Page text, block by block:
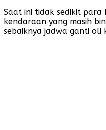
Saat ini tidak sedikit para
kendaraan yang masih
sebaiknya jadwa ganti oli